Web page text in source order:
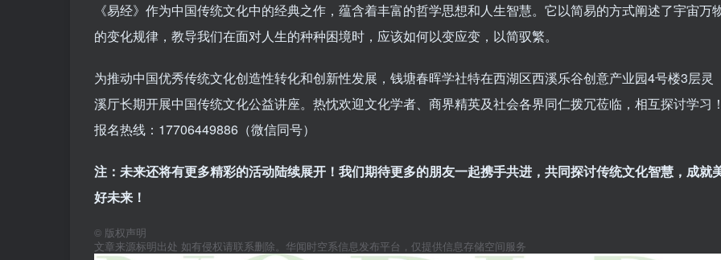
《易经》作为中国传统文化中的经典之作，蕴含着丰富的哲学思想和人生智慧。它以简易的方式阐述了宇宙万
的变化规律，教导我们在面对人生的种种困境时，应该如何以变应变，以简驭繁。
为推动中国优秀传统文化创造性转化和创新性发展，钱塘春晖学社特在西湖区西溪乐谷创意产业园4号楼3层灵
溪厅长期开展中国传统文化公益讲座。热忱欢迎文化学者、商界精英及社会各界同仁拨冗莅临，相互探讨学习
报名热线：17706449886（微信同号）
注：未来还将有更多精彩的活动陆续展开！我们期待更多的朋友一起携手共进，共同探讨传统文化智慧，成就
好未来！
© 版权声明
文章来源标明出处 如有侵权请联系删除。华闻时空系信息发布平台，仅提供信息存储空间服务